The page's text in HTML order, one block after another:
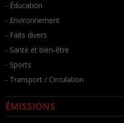
- Éducation
- Environnement
- Faits divers
- Santé et bien-être
- Sports
- Transport / Circulation
ÉMISSIONS